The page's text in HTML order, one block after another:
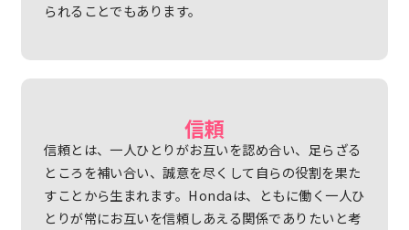
られることでもあります。
信頼
信頼とは、一人ひとりがお互いを認め合い、足らざる
ところを補い合い、誠意を尽くして自らの役割を果た
すことから生まれます。Hondaは、ともに働く一人ひ
とりが常にお互いを信頼しあえる関係でありたいと考